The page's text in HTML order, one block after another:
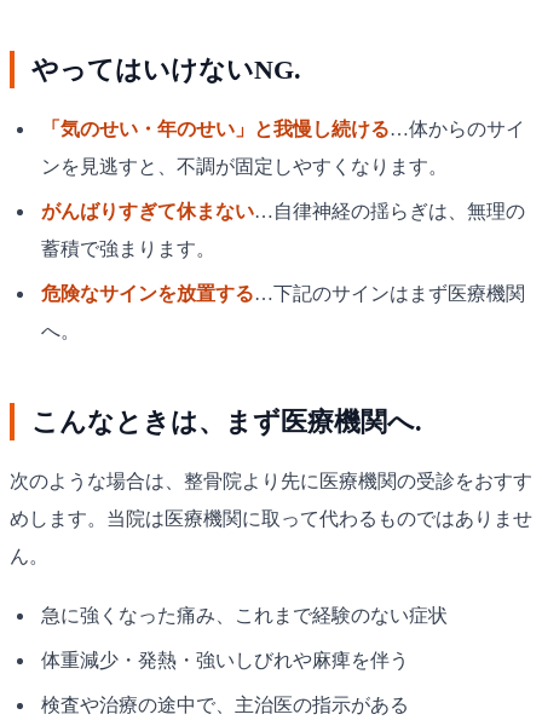
やってはいけないNG.
「気のせい・年のせい」と我慢し続ける…体からのサイ
ンを見逃すと、不調が固定しやすくなります。
がんばりすぎて休まない…自律神経の揺らぎは、無理の
蓄積で強まります。
危険なサインを放置する…下記のサインはまず医療機関
へ。
こんなときは、まず医療機関へ.
次のような場合は、整骨院より先に医療機関の受診をおすす
めします。当院は医療機関に取って代わるものではありませ
ん。
急に強くなった痛み、これまで経験のない症状
体重減少・発熱・強いしびれや麻痺を伴う
検査や治療の途中で、主治医の指示がある